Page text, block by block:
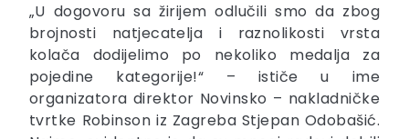
„U dogovoru sa žirijem odlučili smo da zbog
brojnosti natjecatelja i raznolikosti vrsta
kolača dodijelimo po nekoliko medalja za
pojedine kategorije!“ – ističe u ime
organizatora direktor Novinsko – nakladničke
tvrtke Robinson iz Zagreba Stjepan Odobašić.